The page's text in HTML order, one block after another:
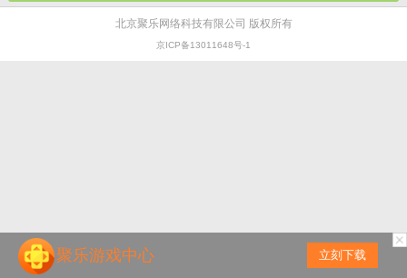
聚乐游戏中心 立刻下载
北京聚乐网络科技有限公司 版权所有
京ICP备13011648号-1